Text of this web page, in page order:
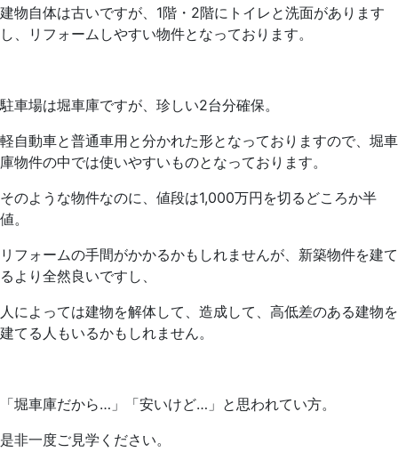
建物自体は古いですが、1階・2階にトイレと洗面があります
し、リフォームしやすい物件となっております。
駐車場は堀車庫ですが、珍しい2台分確保。
軽自動車と普通車用と分かれた形となっておりますので、堀車
庫物件の中では使いやすいものとなっております。
そのような物件なのに、値段は1,000万円を切るどころか半
値。
リフォームの手間がかかるかもしれませんが、新築物件を建て
るより全然良いですし、
人によっては建物を解体して、造成して、高低差のある建物を
建てる人もいるかもしれません。
「堀車庫だから…」「安いけど…」と思われてい方。
是非一度ご見学ください。